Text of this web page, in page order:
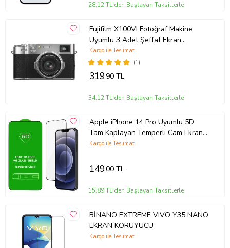
Film , kolay kurulum için özel olarak tasarlanmıştır. Ekranınızı
Uyumlu Modeller: Tiknal Esnek Nano Kırılmaz Cam Ekran Koruyucu
Film modeline uyumludur, mükemmel koruma sağlar.
için Tiknal Esnek Nano Kırılmaz Cam Ekran Koruyucu Filmyu bugün
28,12 TL'den Başlayan Taksitlerle
Fujifilm X100VI Fotoğraf Makine
Uyumlu 3 Adet Şeffaf Ekran
koruyucu Nano Jelatin
(1)
Kargo ile Teslimat
319,90 TL
34,12 TL'den Başlayan Taksitlerle
Apple iPhone 14 Pro Uyumlu 5D
Tam Kaplayan Temperli Cam Ekran
Koruyucu
Kargo ile Teslimat
149,00 TL
15,89 TL'den Başlayan Taksitlerle
BİNANO EXTREME VIVO Y35 NANO
EKRAN KORUYUCU
Kargo ile Teslimat